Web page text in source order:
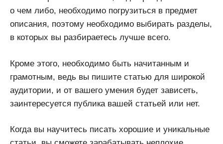
о чем либо, необходимо погрузиться в предмет
описания, поэтому необходимо выбирать разделы,
в которых вы разбираетесь лучше всего.
Кроме этого, необходимо быть начитанным и
грамотным, ведь вы пишите статью для широкой
аудитории, и от вашего умения будет зависеть,
заинтересуется публика вашей статьей или нет.
Когда вы научитесь писать хорошие и уникальные